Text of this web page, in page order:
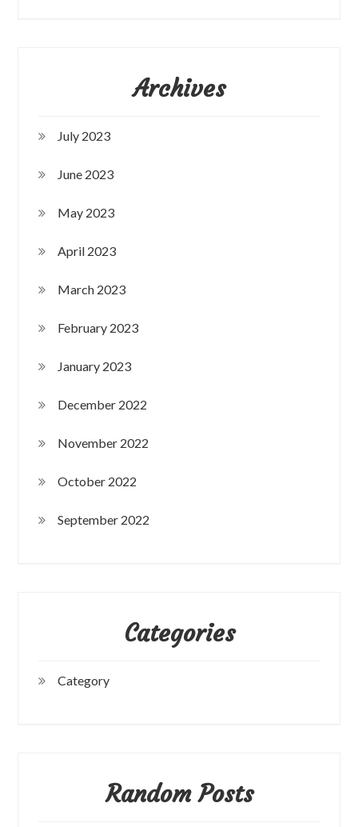
Archives
July 2023
June 2023
May 2023
April 2023
March 2023
February 2023
January 2023
December 2022
November 2022
October 2022
September 2022
Categories
Category
Random Posts